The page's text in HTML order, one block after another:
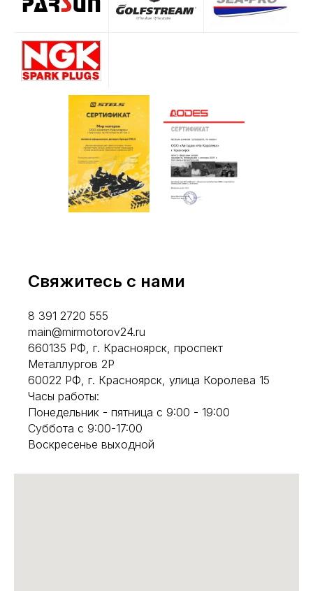
Свяжитесь с нами
8 391 2720 555
main@mirmotorov24.ru
660135 РФ, г. Красноярск, проспект
Металлургов 2Р
60022 РФ, г. Красноярск, улица Королева 15
Часы работы:
Понедельник - пятница с 9:00 - 19:00
Суббота с 9:00-17:00
Воскресенье выходной